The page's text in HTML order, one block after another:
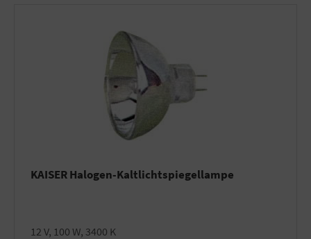
KAISER Halogen-Kaltlichtspiegellampe
12 V, 100 W, 3400 K